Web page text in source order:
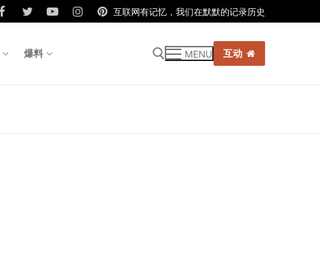
互联网有记忆，我们在默默的记录历史
爆料 MENU 互动